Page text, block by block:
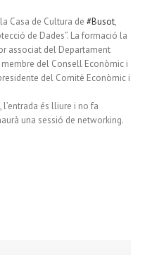
Casa de Cultura de #Busot,
de Dades”. La formació la
associat del Departament
membre del Consell Econòmic i
del Comitè Econòmic i
és lliure i no fa
una sessió de networking.